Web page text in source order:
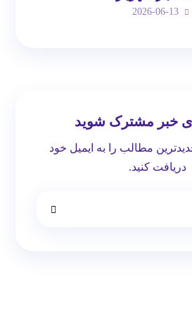
2026-06-13
خبر مشترک شوید
مطالب را به ایمیل خود
دریافت کنید.